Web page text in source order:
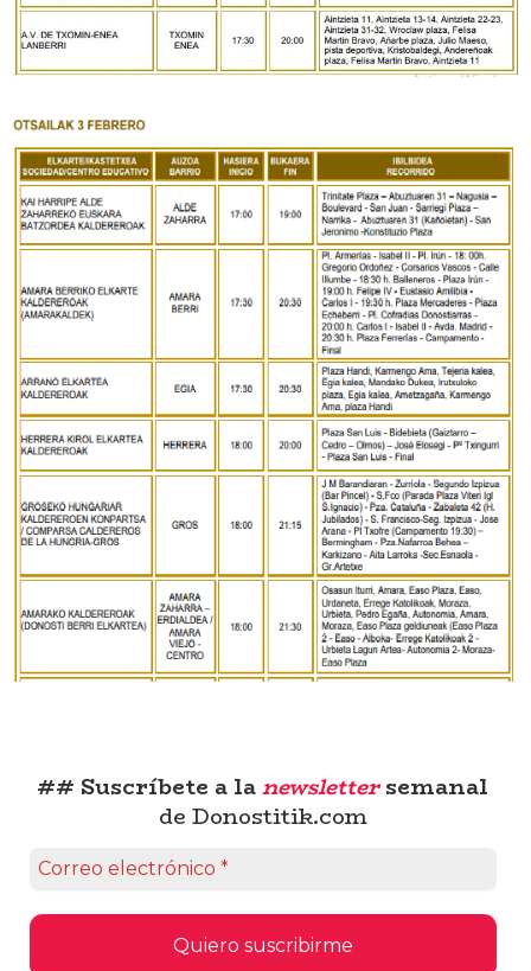
## Suscríbete a lanewslettersemanal
de Donostitik.com